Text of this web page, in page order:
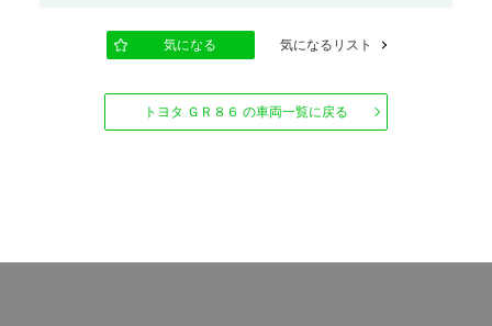
気になる 気になるリスト
トヨタ ＧＲ８６ の車両一覧に戻る